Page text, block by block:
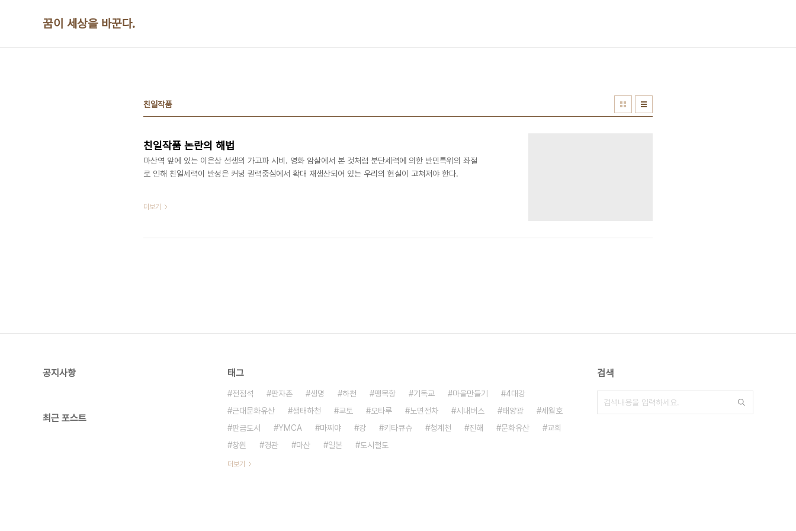
꿈이 세상을 바꾼다.
친일작품
친일작품 논란의 해법
마산역 앞에 있는 이은상 선생의 가고파 시비. 영화 암살에서 본 것처럼 분단세력에 의한 반민특위의 좌절
로 인해 친일세력이 반성은 커녕 권력중심에서 확대 재생산되어 있는 우리의 현실이 고쳐져야 한다. ​
더보기
공지사항
최근 포스트
태그
전점석 판자촌 생명 하천 팽목항 기독교 마을만들기
4대강
근대문화유산
생태하천 교토 오타루 노면전차 시내버스 태양광
세월호
판금도서
YMCA 마찌야 강 키타큐슈 청계천 진해 문화유산
교회
창원
경관 마산 일본 도시철도
더보기
검색